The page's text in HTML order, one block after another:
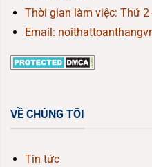
Thời gian làm việc: Thứ
Email:
VỀ CHÚNG TÔI
Tin tức